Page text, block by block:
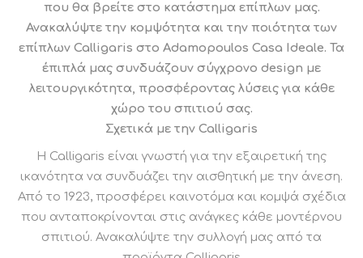
που θα βρείτε στο κατάστημα επίπλων μας.
Ανακαλύψτε την κομψότητα και την ποιότητα των
επίπλων Calligaris στο Adamopoulos Casa Ideale. Τα
έπιπλά μας συνδυάζουν σύγχρονο design με
λειτουργικότητα, προσφέροντας λύσεις για κάθε
χώρο του σπιτιού σας.
Σχετικά με την Calligaris
Η Calligaris είναι γνωστή για την εξαιρετική της
ικανότητα να συνδυάζει την αισθητική με την άνεση.
Από το 1923, προσφέρει καινοτόμα και κομψά σχέδια
που ανταποκρίνονται στις ανάγκες κάθε μοντέρνου
σπιτιού. Ανακαλύψτε την συλλογή μας από τα